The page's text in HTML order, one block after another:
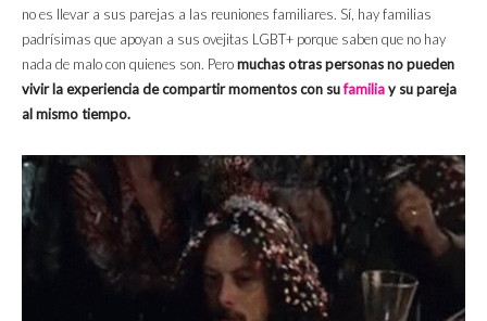
no es llevar a sus parejas a las reuniones familiares. Sí, hay familias
padrísimas que apoyan a sus ovejitas LGBT+ porque saben que no hay
nada de malo con quienes son. Peromuchas otras personas no pueden
vivir la experiencia de compartir momentos con sufamiliay su pareja
al mismo tiempo.